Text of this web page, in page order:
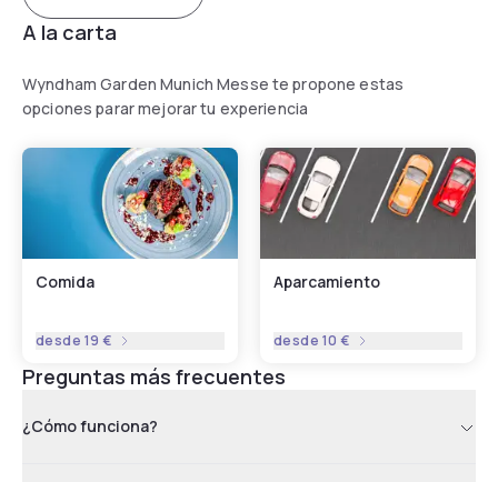
A la carta
Wyndham Garden Munich Messe te propone estas
opciones parar mejorar tu experiencia
Comida
desde 19 €
Aparcamiento
desde 10 €
Preguntas más frecuentes
¿Cómo funciona?